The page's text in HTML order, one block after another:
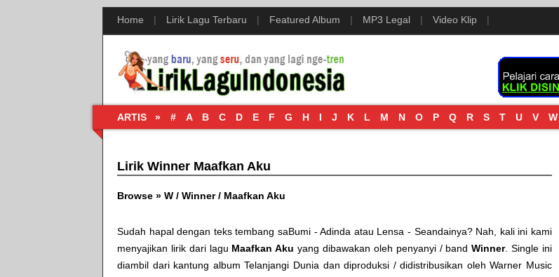
Home | Lirik Lagu Terbaru | Featured Album | MP3 Legal | Video Klip |
ARTIS » # A B C D E F G H I J K L M N O P Q R S T U V W
Lirik Winner Maafkan Aku
Browse » W / Winner/ Maafkan Aku
Sudah hapal dengan teks tembang saBumi - Adinda atau Lensa - Seandainya? Nah, kali ini kami
menyajikan lirik dari lagu Maafkan Aku yang dibawakan oleh penyanyi / bandWinner. Single ini
diambil dari kantung albumTelanjangi Dunia dan diproduksi / didistribusikan olehWarner Music